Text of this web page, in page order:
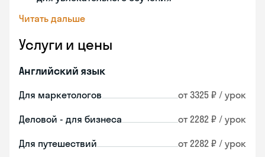
Читать дальше
Услуги и цены
Английский язык
Для маркетологов от 3325 ₽ / урок
Деловой - для бизнеса от 2282 ₽ / урок
Для путешествий от 2282 ₽ / урок